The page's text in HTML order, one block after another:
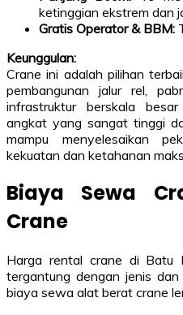
ketinggian ekstrem dan
Gratis Operator & BBM:
Keunggulan:
Crane ini adalah pilihan
pembangunan jalur rel,
infrastruktur berskala
angkat yang sangat tinggi
mampu menyelesaikan
kekuatan dan ketahanan
Biaya Sewa
Crane
Harga rental crane di Batu
tergantung dengan jenis
biaya sewa alat berat crane